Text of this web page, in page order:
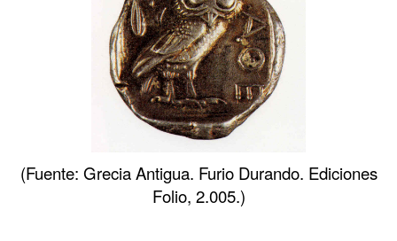
(Fuente: Grecia Antigua. Furio Durando. Ediciones
Folio, 2.005.)